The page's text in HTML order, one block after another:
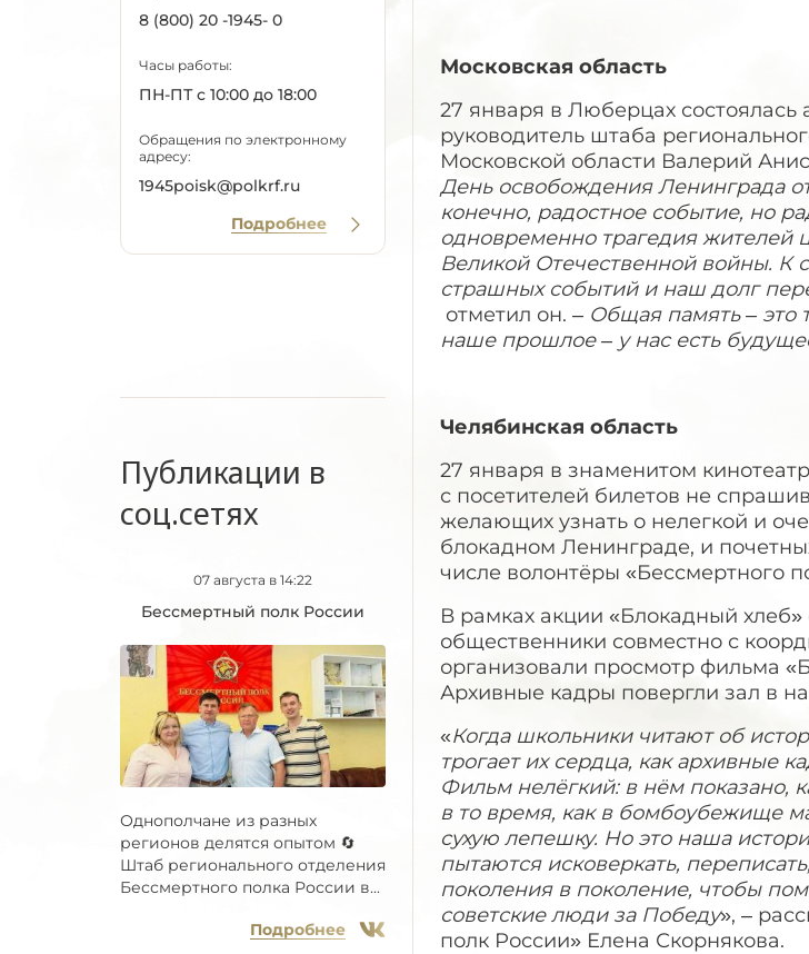
8 (800) 20 -1945- 0
Часы работы:
ПН-ПТ с 10:00 до 18:00
Обращения по электронному
адресу:
1945poisk@polkrf.ru
Подробнее
Публикации в
соц.сетях
07 августа в 14:22
Бессмертный полк России
Однополчане из разных
регионов делятся опытом 🔄
Штаб регионального отделения
Бессмертного полка России в...
Подробнее
Московская область
27 января в Люберцах
руководитель штаба
Московской области Валерий
День освобожденияЛенинграда
конечно, радостное событие, но
одновременно трагедия жителей
Великой Отечественной войны. К
страшных событий и наш долг
отметил он. – Общая память – это
наше прошлое – у нас есть
Челябинская область
27 января в знаменитом
с посетителей билетов не
желающих узнать о нелегкой и
блокадном Ленинграде, и
числе волонтёры «Бессмертного
В рамках акции «Блокадный
общественники совместно с
организовали просмотр фильма
Архивные кадры повергли зал в
«Когда школьники читают об
трогает их сердца, как архивные
Фильм нелёгкий: в нём показано,
в то время, как в бомбоубежище
сухую лепешку. Но это наша
пытаются исковеркать,
поколения в поколение, чтобы
советские люди за Победу», –
полк России» Елена Скорнякова.